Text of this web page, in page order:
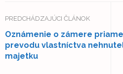
PREDCHÁDZAJÚCI ČLÁNOK
Oznámenie o zámere
prevodu vlastníctva
majetku